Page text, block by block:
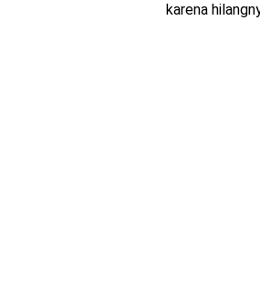
karena